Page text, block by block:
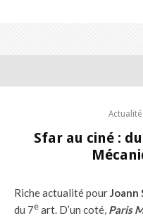
Actualité
Sfar au ciné :
Riche actualité pourJoann
du 7e art. D’un coté, Paris